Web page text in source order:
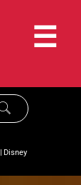
☰
|Disney